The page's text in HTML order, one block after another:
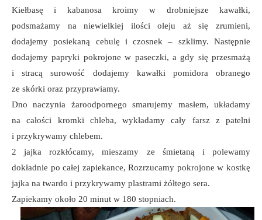
Kiełbasę i kabanosa kroimy w drobniejsze kawałki,
podsmażamy na niewielkiej ilości oleju aż się zrumieni,
dodajemy posiekaną cebulę i czosnek – szklimy. Następnie
dodajemy papryki pokrojone w paseczki, a gdy się przesmażą
i stracą surowość dodajemy kawałki pomidora obranego
ze skórki oraz przyprawiamy.
Dno naczynia żaroodpornego smarujemy masłem, układamy
na całości kromki chleba, wykładamy cały farsz z patelni
i przykrywamy chlebem.
2 jajka rozkłócamy, mieszamy ze śmietaną i polewamy
dokładnie po całej zapiekance, Rozrzucamy pokrojone w kostkę
jajka na twardo i przykrywamy plastrami żółtego sera.
Zapiekamy około 20 minut w 180 stopniach.